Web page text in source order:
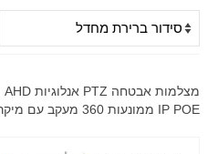
IP POE ממונעות 360 מעקב עם מיקרופון